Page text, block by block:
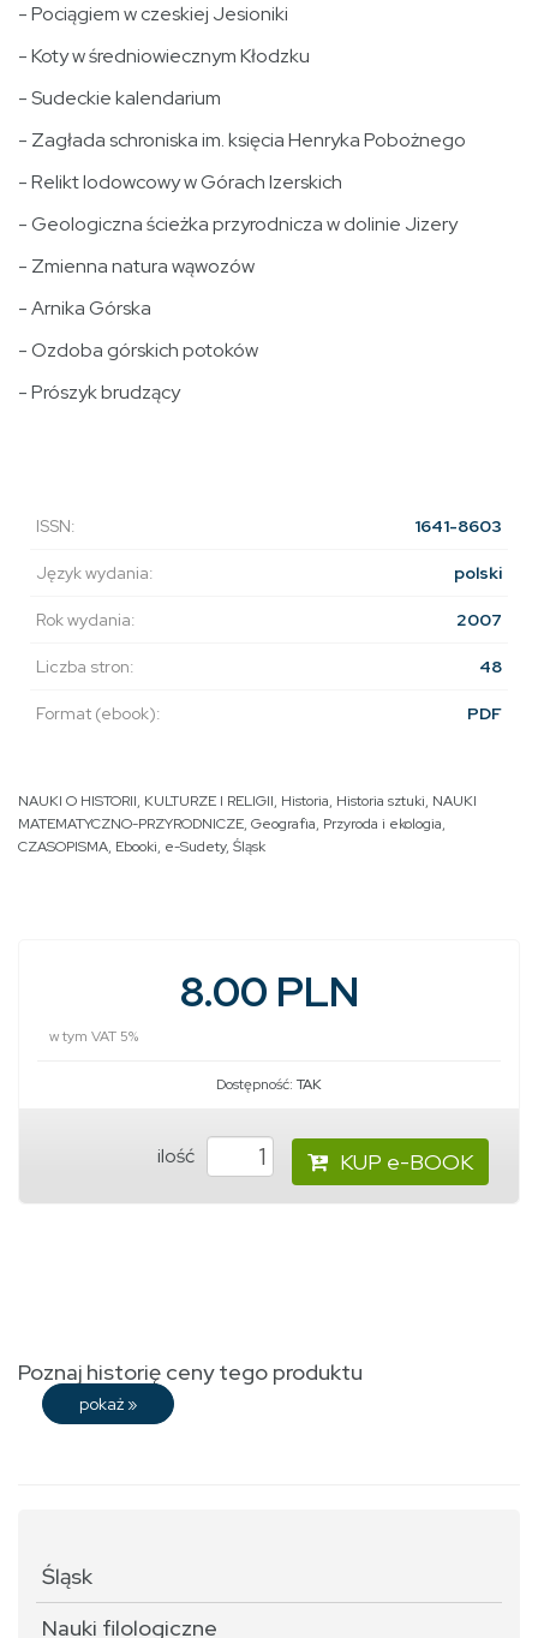
- Pociągiem w czeskiej Jesioniki
- Koty w średniowiecznym Kłodzku
- Sudeckie kalendarium
- Zagłada schroniska im. księcia Henryka Pobożnego
- Relikt lodowcowy w Górach Izerskich
- Geologiczna ścieżka przyrodnicza w dolinie Jizery
- Zmienna natura wąwozów
- Arnika Górska
- Ozdoba górskich potoków
- Prószyk brudzący
ISSN: 1641-8603
Język wydania: polski
Rok wydania: 2007
Liczba stron: 48
Format (ebook): PDF
NAUKI O HISTORII, KULTURZE I RELIGII, Historia, Historia sztuki, NAUKI
MATEMATYCZNO-PRZYRODNICZE, Geografia, Przyroda i ekologia,
CZASOPISMA, Ebooki, e-Sudety, Śląsk
8.00 PLN
w tym VAT 5%
Dostępność: TAK
ilość KUP e-BOOK
Poznaj historię ceny tego produktu
pokaż »
Śląsk
Nauki filologiczne